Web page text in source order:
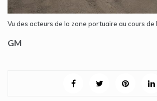
Vu des acteurs de la zone portuaire au cours
GM